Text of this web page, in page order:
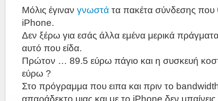
Μόλις έγιναν γνωστά τα πακέτα σύνδεσης που
iPhone.
Δεν ξέρω για εσάς άλλα εμένα μερικά
αυτό που είδα.
Πρώτον … 89.5 εύρω πάγιο και η συσκευή
εύρω ?
Στο πρόγραμμα που ειπα και πριν το
απαράδεκτο μιας και με το iPhone δεν